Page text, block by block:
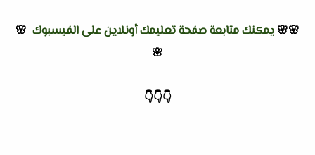
🌸🌸 يمكنك متابعة صفحة تعليمك أونلاين على الفيسبوك 🌸
🌸
👇
👇
👇